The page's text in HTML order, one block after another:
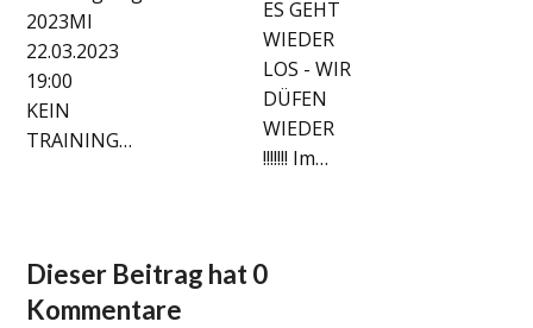
2023MI
22.03.2023
19:00
KEIN
TRAINING…
ES GEHT
WIEDER
LOS - WIR
DÜFEN
WIEDER
!!!!!!! Im…
Dieser Beitrag hat 0
Kommentare